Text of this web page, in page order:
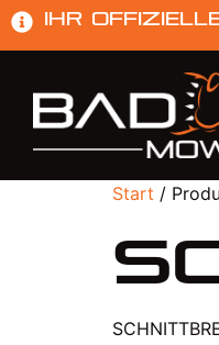
Ihr
Start /